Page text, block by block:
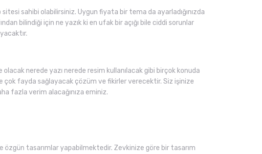
sahibi olabilirsiniz. Uygun fiyata bir tema da ayarladığınızda
bilindiği için ne yazık ki en ufak bir açığı bile ciddi sorunlar
nerede yazı nerede resim kullanılacak gibi birçok konuda
çok fayda sağlayacak çözüm ve fikirler verecektir. Siz işinize
fazla verim alacağınıza eminiz.
tasarımlar yapabilmektedir. Zevkinize göre bir tasarım